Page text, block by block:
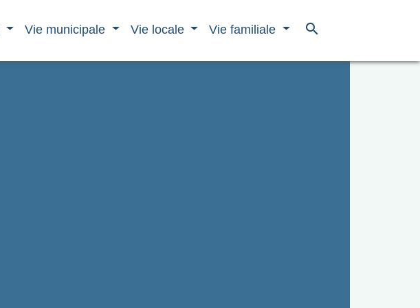
Vie municipale Vie locale Vie familiale search